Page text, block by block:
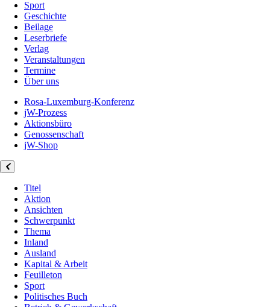
Sport
Geschichte
Beilage
Leserbriefe
Verlag
Veranstaltungen
Termine
Über uns
Rosa-Luxemburg-Konferenz
jW-Prozess
Aktionsbüro
Genossenschaft
jW-Shop
Titel
Aktion
Ansichten
Schwerpunkt
Thema
Inland
Ausland
Kapital & Arbeit
Feuilleton
Sport
Politisches Buch